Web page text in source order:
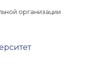
организации